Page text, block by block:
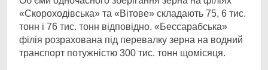
«Скороходівська» та «Вітове» складають 75, 6 тис.
тонн і 76 тис. тонн відповідно. «Бессарабська»
філія розрахована під перевалку зерна на водний
транспорт потужністю 300 тис. тонн щомісяця.